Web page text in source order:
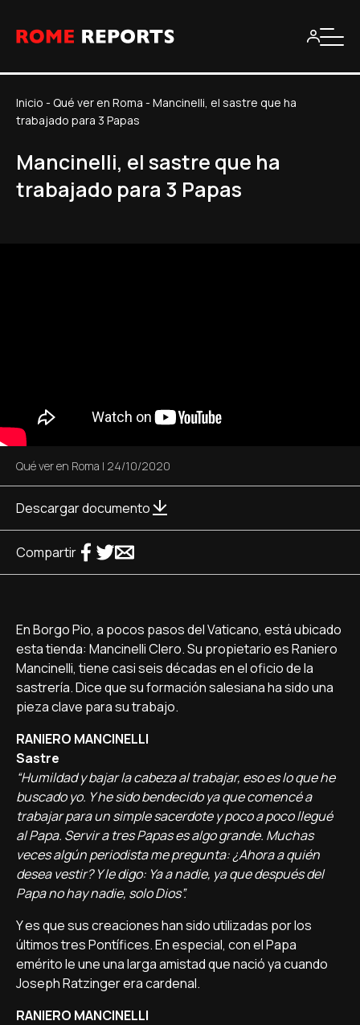
Inicio - Qué ver en Roma - Mancinelli, el sastre que ha
trabajado para 3 Papas
Mancinelli, el sastre que ha
trabajado para 3 Papas
Qué ver en Roma | 24/10/2020
Descargar documento
Compartir
En Borgo Pio, a pocos pasos del Vaticano, está ubicado
esta tienda: Mancinelli Clero. Su propietario es Raniero
Mancinelli, tiene casi seis décadas en el oficio de la
sastrería. Dice que su formación salesiana ha sido una
pieza clave para su trabajo.
RANIERO MANCINELLI
Sastre
“Humildad y bajar la cabeza al trabajar, eso es lo que he
buscado yo. Y he sido bendecido ya que comencé a
trabajar para un simple sacerdote y poco a poco llegué
al Papa. Servir a tres Papas es algo grande. Muchas
veces algún periodista me pregunta: ¿Ahora a quién
desea vestir? Y le digo: Ya a nadie, ya que después del
Papa no hay nadie, solo Dios”.
Y es que sus creaciones han sido utilizadas por los
últimos tres Pontífices. En especial, con el Papa
emérito le une una larga amistad que nació ya cuando
Joseph Ratzinger era cardenal.
RANIERO MANCINELLI